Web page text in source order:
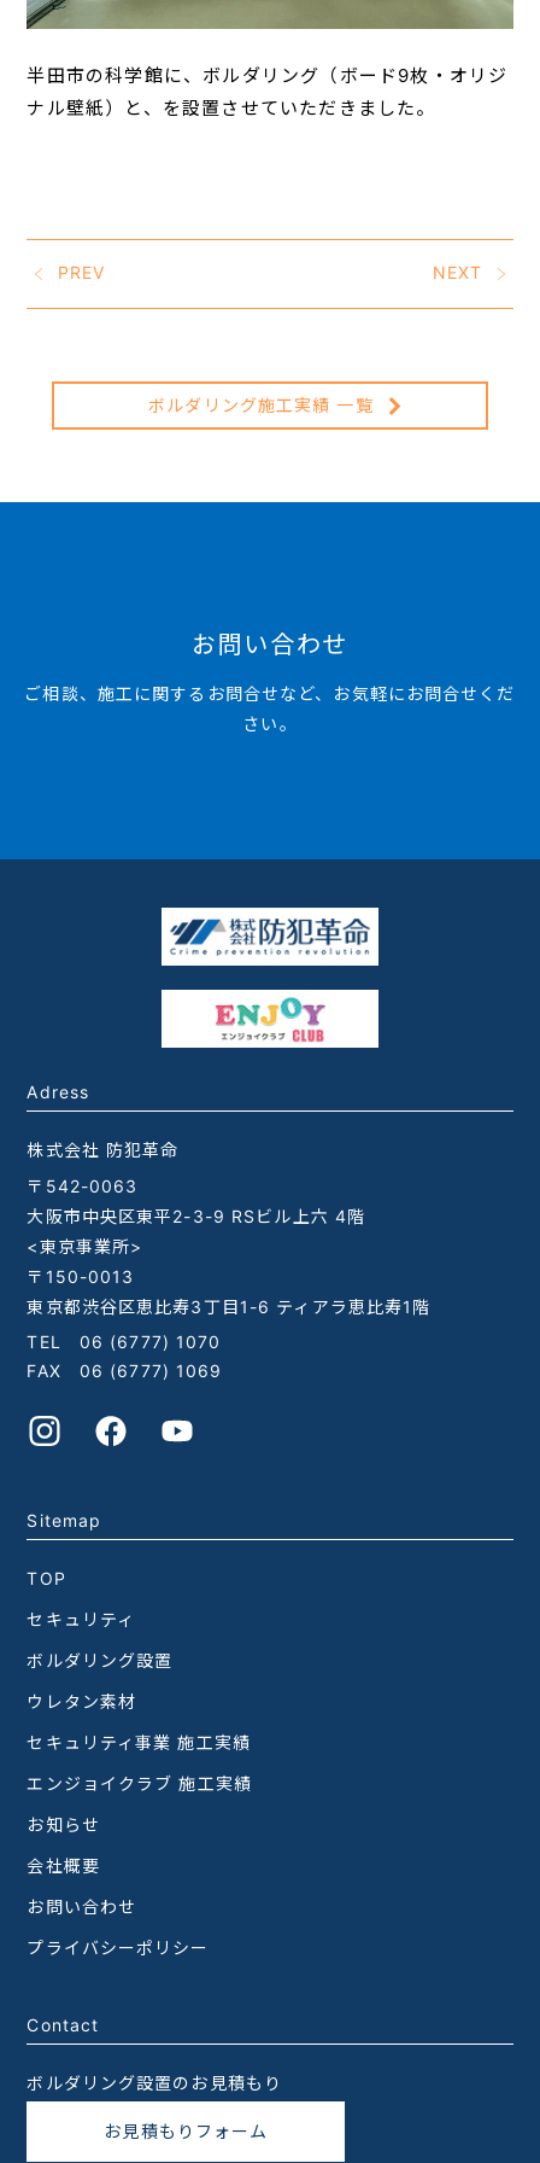
半田市の科学館に、ボルダリング（ボード9枚・オリジ
ナル壁紙）と、を設置させていただきました。
PREV NEXT
ボルダリング施工実績 一覧
お問い合わせ
ご相談、施工に関するお問合せなど、お気軽にお問合せくだ
さい。
Adress
株式会社 防犯革命
〒542-0063
大阪市中央区東平2-3-9 RSビル上六 4階
<東京事業所>
〒150-0013
東京都渋谷区恵比寿3丁目1-6 ティアラ恵比寿1階
TEL 06 (6777) 1070
FAX 06 (6777) 1069
Sitemap
TOP
セキュリティ
ボルダリング設置
ウレタン素材
セキュリティ事業 施工実績
エンジョイクラブ 施工実績
お知らせ
会社概要
お問い合わせ
プライバシーポリシー
Contact
ボルダリング設置のお見積もり
お見積もりフォーム